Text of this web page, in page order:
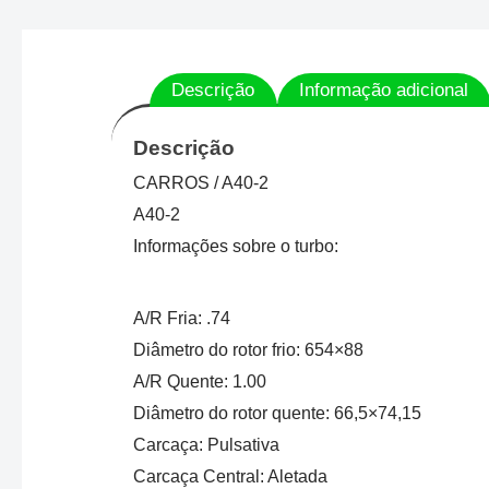
Descrição Informação adicional
Descrição
CARROS / A40-2
A40-2
Informações sobre o turbo:
A/R Fria: .74
Diâmetro do rotor frio: 654×88
A/R Quente: 1.00
Diâmetro do rotor quente: 66,5×74,15
Carcaça: Pulsativa
Carcaça Central: Aletada